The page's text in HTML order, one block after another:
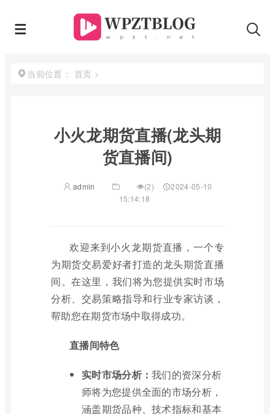
当前位置： 首页 >
小火龙期货直播(龙头期
货直播间)
admin (2)
2024-05-10
15:14:18
欢迎来到小火龙期货直播，一个专
为期货交易爱好者打造的龙头期货直播
间。在这里，我们将为您提供实时市场
分析、交易策略指导和行业专家访谈，
帮助您在期货市场中取得成功。
直播间特色
实时市场分析：我们的资深分析
师将为您提供全面的市场分析，
涵盖期货品种、技术指标和基本